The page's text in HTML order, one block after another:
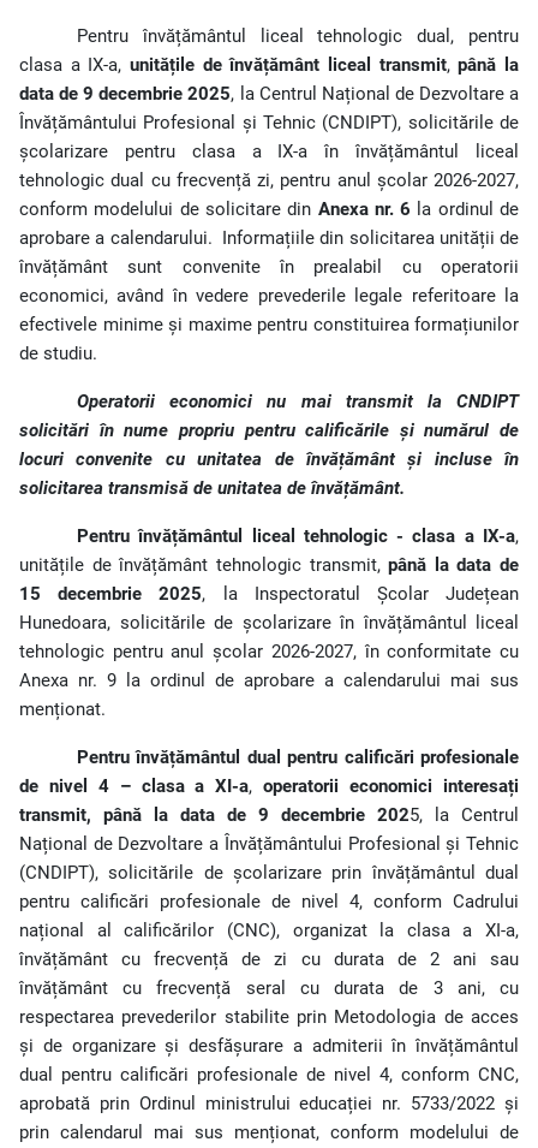
Pentru învățământul liceal tehnologic dual, pentru
clasa a IX-a, unitățile de învățământ liceal transmit,până la
data de 9 decembrie 2025, la Centrul Național de Dezvoltare a
Învățământului Profesional și Tehnic (CNDIPT), solicitările de
școlarizare pentru clasa a IX-a în învățământul liceal
tehnologic dual cu frecvență zi, pentru anul școlar 2026-2027,
conform modelului de solicitare din Anexa nr. 6 la ordinul de
aprobare a calendarului. Informațiile din solicitarea unității de
învățământ sunt convenite în prealabil cu operatorii
economici, având în vedere prevederile legale referitoare la
efectivele minime și maxime pentru constituirea formațiunilor
de studiu.
Operatorii economici nu mai transmit la CNDIPT
solicitări în nume propriu pentru calificările și numărul de
locuri convenite cu unitatea de învățământ și incluse în
solicitarea transmisă de unitatea de învățământ.
Pentru învățământul liceal tehnologic - clasa a IX-a,
unitățile de învățământ tehnologic transmit,până la data de
15 decembrie 2025, la Inspectoratul Școlar Județean
Hunedoara, solicitările de școlarizare în învățământul liceal
tehnologic pentru anul școlar 2026-2027, în conformitate cu
Anexa nr. 9 la ordinul de aprobare a calendarului mai sus
menționat.
Pentru învățământul dual pentru calificări profesionale
de nivel 4 – clasa a XI-a,operatorii economici interesați
transmit, până la data de 9 decembrie 2025, la Centrul
Național de Dezvoltare a Învățământului Profesional și Tehnic
(CNDIPT), solicitările de școlarizare prin învățământul dual
pentru calificări profesionale de nivel 4, conform Cadrului
național al calificărilor (CNC), organizat la clasa a XI-a,
învățământ cu frecvență de zi cu durata de 2 ani sau
învățământ cu frecvență seral cu durata de 3 ani, cu
respectarea prevederilor stabilite prin Metodologia de acces
și de organizare și desfășurare a admiterii în învățământul
dual pentru calificări profesionale de nivel 4, conform CNC,
aprobată prin Ordinul ministrului educației nr. 5733/2022 și
prin calendarul mai sus menționat, conform modelului de